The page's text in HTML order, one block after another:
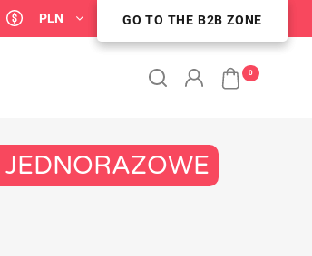
PLN STREFA KLIENTA B2B
GO TO THE B2B ZONE
0